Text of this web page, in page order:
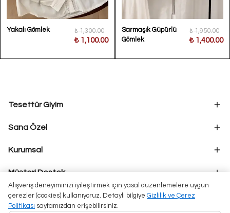
Alışveriş deneyiminizi iyileştirmek için yasal düzenlemelere uygun
çerezler (cookies) kullanıyoruz. Detaylı bilgiye Gizlilik ve Çerez
Politikası sayfamızdan erişebilirsiniz.
Yakalı Gömlek ₺ 1,300.00
₺ 1,100.00
Sarmaşık Güpürlü
Gömlek
₺ 1,950.00
₺ 1,400.00
Tesettür Giyim
Sana Özel
Kurumsal
Müşteri Destek